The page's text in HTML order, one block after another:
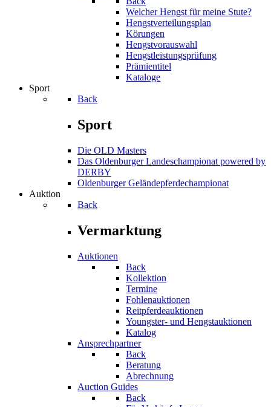
Welcher Hengst für meine Stute?
Hengstverteilungsplan
Körungen
Hengstvorauswahl
Hengstleistungsprüfung
Prämientitel
Kataloge
Sport
Back
Sport
Die OLD Masters
Das Oldenburger Landeschampionat powered by
DERBY
Oldenburger Geländepferde­championat
Auktion
Back
Vermarktung
Auktionen
Back
Kollektion
Termine
Fohlenauktionen
Reitpferdeauktionen
Youngster- und Hengstauktionen
Katalog
Ansprechpartner
Back
Beratung
Abrechnung
Auction Guides
Back